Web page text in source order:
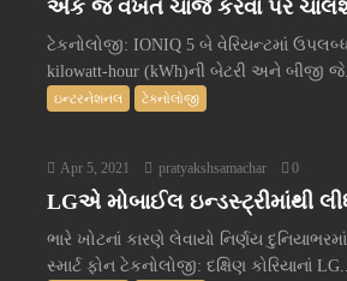
એક જ વખત ચાર્જ કરવા પર ચાલશે
ટેકનોલોજી: IONIQ 5 બે વેરિયન્ટમાં
kilowatt-hour (kWh)ની બેટરી અને બીજી
ઇન્ટરનેશનલ ટેક્નોલોજી
Apr 5, 2021 pratyakshsamachar 0
LGએ મોબાઈલ ઇન્ડસ્ટ્રીમાંથી
ભારે ખોટનાં કારણે લેવાયો નિર્ણય
સ્માર્ટ ફોન ટેકનોલોજી: દક્ષિણ કોરિયાનાં LG...